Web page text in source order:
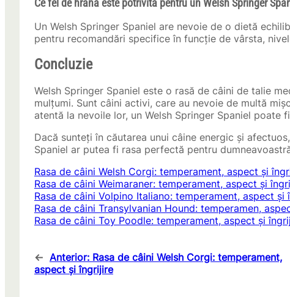
Ce fel de hrană este potrivită pentru un Welsh Springer
Un Welsh Springer Spaniel are nevoie de o dietă
pentru recomandări specifice în funcție de vârsta,
Concluzie
Welsh Springer Spaniel este o rasă de câini de talie
mulțumi. Sunt câini activi, care au nevoie de multă
atentă la nevoile lor, un Welsh Springer Spaniel poate
Dacă sunteți în căutarea unui câine energic și
Spaniel ar putea fi rasa perfectă pentru
Rasa de câini Welsh Corgi: temperament, aspect și
Rasa de câini Weimaraner: temperament, aspect și
Rasa de câini Volpino Italiano: temperament, aspect și
Rasa de câini Transylvanian Hound: temperamen,
Rasa de câini Toy Poodle: temperament, aspect și
← Anterior: Rasa de câini Welsh Corgi: temperament,
aspect și îngrijire